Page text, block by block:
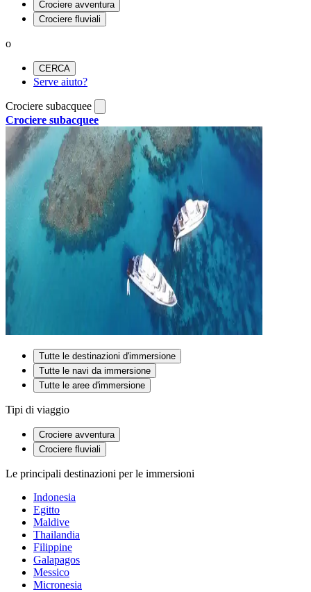
Crociere avventura
Crociere fluviali
o
CERCA
Serve aiuto?
Crociere subacquee
Crociere subacquee
Tutte le destinazioni d'immersione
Tutte le navi da immersione
Tutte le aree d'immersione
Tipi di viaggio
Crociere avventura
Crociere fluviali
Le principali destinazioni per le immersioni
Indonesia
Egitto
Maldive
Thailandia
Filippine
Galapagos
Messico
Micronesia